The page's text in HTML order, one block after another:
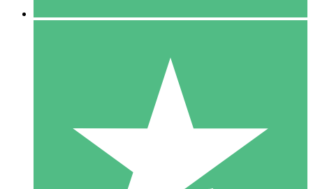
10 Descargas
20 00